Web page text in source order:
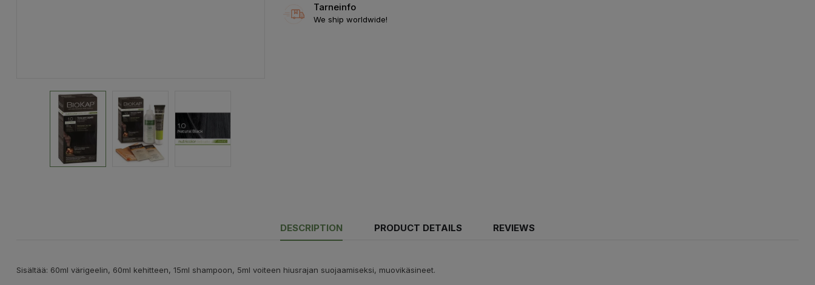
Tarneinfo
We ship worldwide!
DESCRIPTION PRODUCT DETAILS REVIEWS
Sisältää: 60ml värigeelin, 60ml kehitteen, 15ml shampoon, 5ml voiteen hiusrajan suojaamiseksi, muovikäsineet.